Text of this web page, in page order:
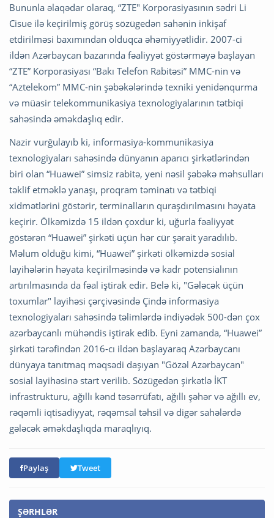
Bununla əlaqədar olaraq, “ZTE" Korporasiyasının sədri Li
Cisue ilə keçirilmiş görüş sözügedən sahənin inkişaf
etdirilməsi baxımından olduqca əhəmiyyətlidir. 2007-ci
ildən Azərbaycan bazarında fəaliyyət göstərməyə başlayan
“ZTE” Korporasiyası “Bakı Telefon Rabitəsi” MMC-nin və
“Aztelekom” MMC-nin şəbəkələrində texniki yenidənqurma
və müasir telekommunikasiya texnologiyalarının tətbiqi
sahəsində əməkdaşlıq edir.
Nazir vurğulayıb ki, informasiya-kommunikasiya
texnologiyaları sahəsində dünyanın aparıcı şirkətlərindən
biri olan “Huawei” simsiz rabitə, yeni nəsil şəbəkə məhsulları
təklif etməklə yanaşı, proqram təminatı və tətbiqi
xidmətlərini göstərir, terminalların quraşdırılmasını həyata
keçirir. Ölkəmizdə 15 ildən çoxdur ki, uğurla fəaliyyət
göstərən “Huawei” şirkəti üçün hər cür şərait yaradılıb.
Məlum olduğu kimi, “Huawei” şirkəti ölkəmizdə sosial
layihələrin həyata keçirilməsində və kadr potensialının
artırılmasında da fəal iştirak edir. Belə ki, "Gələcək üçün
toxumlar" layihəsi çərçivəsində Çində informasiya
texnologiyaları sahəsində təlimlərdə indiyədək 500-dən çox
azərbaycanlı mühəndis iştirak edib. Eyni zamanda, “Huawei”
şirkəti tərəfindən 2016-cı ildən başlayaraq Azərbaycanı
dünyaya tanıtmaq məqsədi daşıyan "Gözəl Azərbaycan"
sosial layihəsinə start verilib. Sözügedən şirkətlə İKT
infrastrukturu, ağıllı kənd təsərrüfatı, ağıllı şəhər və ağıllı ev,
rəqəmli iqtisadiyyat, rəqəmsal təhsil və digər sahələrdə
gələcək əməkdaşlıqda maraqlıyıq.
Paylaş Tweet
ŞƏRHLƏR